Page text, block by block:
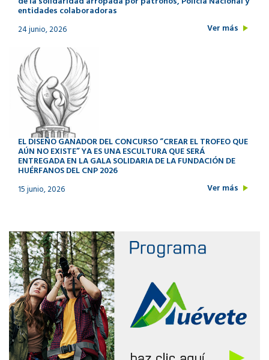
entidades colaboradoras
24 junio, 2026 Ver más
EL DISEÑO GANADOR DEL CONCURSO “CREAR EL TROFEO QUE
AÚN NO EXISTE” YA ES UNA ESCULTURA QUE SERÁ
ENTREGADA EN LA GALA SOLIDARIA DE LA FUNDACIÓN DE
HUÉRFANOS DEL CNP 2026
15 junio, 2026 Ver más